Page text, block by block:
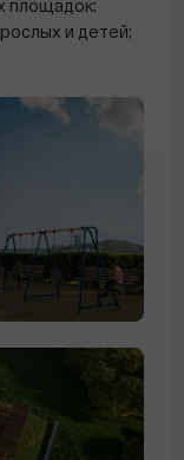
площадок;
и детей;